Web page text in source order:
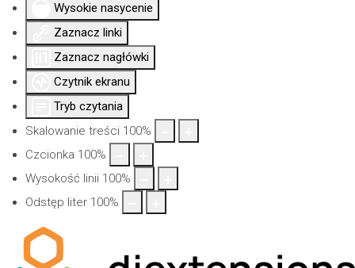
Wysokie nasycenie
Zaznacz linki
Zaznacz nagłówki
Czytnik ekranu
Tryb czytania
Skalowanie treści 100%
Czcionka 100%
Wysokość linii 100%
Odstęp liter 100%
Izba
Aktualności
siedziba